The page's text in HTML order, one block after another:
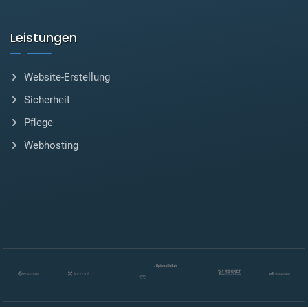
Leistungen
Website-Erstellung
Sicherheit
Pflege
Webhosting